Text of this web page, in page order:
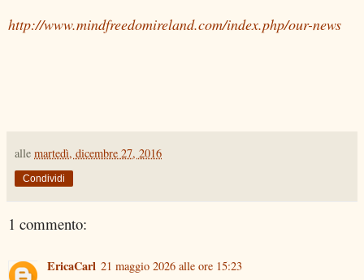
http://www.mindfreedomireland.com/index.php/our-news
alle martedì, dicembre 27, 2016
Condividi
1 commento:
EricaCarl 21 maggio 2026 alle ore 15:23